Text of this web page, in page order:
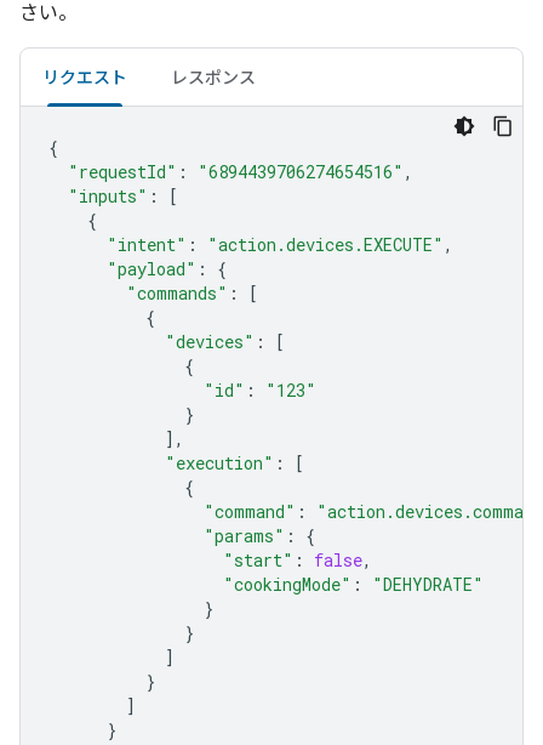
さい。
リクエスト レスポンス
{
"requestId" : "6894439706274654516" ,
"inputs" :
[
{
"intent" : "action.devices.EXECUTE" ,
"payload" :
{
"commands" :
[
{
"devices" :
[
{
"id" :
"123"
}
],
"execution" :
[
{
"command" :
"params" :
{
"start" : false,
"cookingMode" :
"DEHYDRATE"
}
}
]
}
]
}